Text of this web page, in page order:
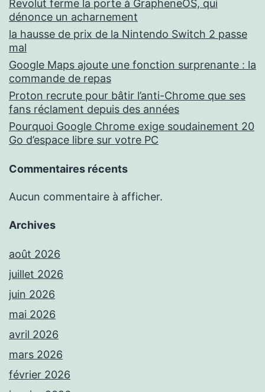
Revolut ferme la porte à GrapheneOS, qui
dénonce un acharnement
la hausse de prix de la Nintendo Switch 2 passe
mal
Google Maps ajoute une fonction surprenante : la
commande de repas
Proton recrute pour bâtir l’anti-Chrome que ses
fans réclament depuis des années
Pourquoi Google Chrome exige soudainement 20
Go d’espace libre sur votre PC
Commentaires récents
Aucun commentaire à afficher.
Archives
août 2026
juillet 2026
juin 2026
mai 2026
avril 2026
mars 2026
février 2026